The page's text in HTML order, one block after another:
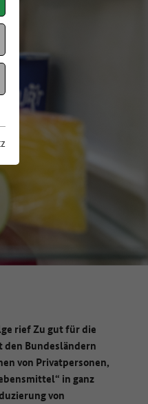
rief Zu gut für die
den Bundesländern
von Privatpersonen,
in ganz
von